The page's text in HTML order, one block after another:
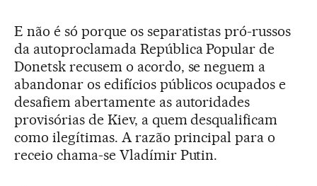
E não é só porque os separatistas pró-russos
da autoproclamada República Popular de
Donetsk recusem o acordo, se neguem a
abandonar os edifícios públicos ocupados e
desafiem abertamente as autoridades
provisórias de Kiev, a quem desqualificam
como ilegítimas. A razão principal para o
receio chama-se Vladímir Putin.